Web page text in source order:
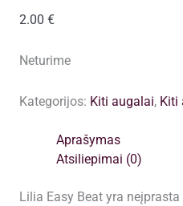
2.00 €
Neturime
Kategorijos: Kiti augalai, Kiti
Aprašymas
Atsiliepimai (0)
Lilia Easy Beat yra